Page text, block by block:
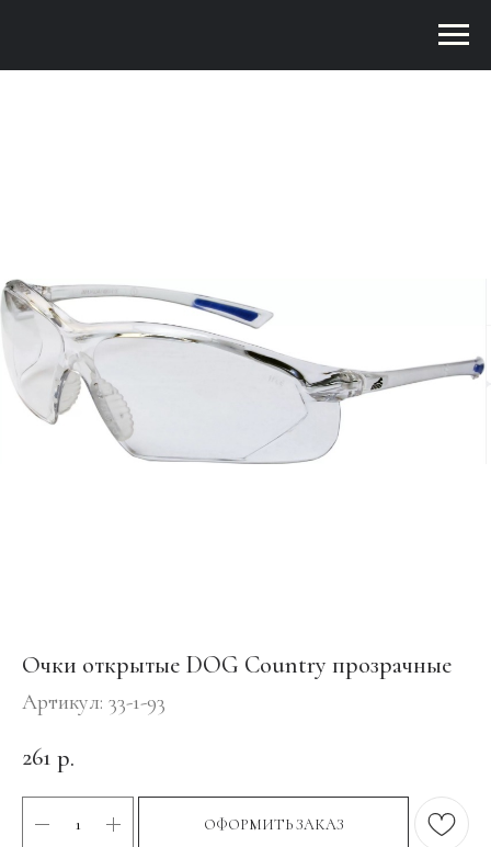
Очки открытые DOG Country прозрачные
Артикул: 33-1-93
261 р.
ОФОРМИТЬ ЗАКАЗ